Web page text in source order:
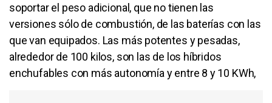
soportar el peso adicional, que no tienen las
versiones sólo de combustión, de las baterías con las
que van equipados. Las más potentes y pesadas,
alrededor de 100 kilos, son las de los híbridos
enchufables con más autonomía y entre 8 y 10 KWh,